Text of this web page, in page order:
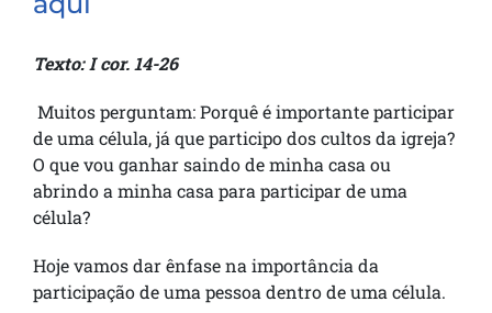
Texto: I cor. 14-26
Muitos perguntam: Porquê é importante participar
de uma célula, já que participo dos cultos da igreja?
O que vou ganhar saindo de minha casa ou
abrindo a minha casa para participar de uma
célula?
Hoje vamos dar ênfase na importância da
participação de uma pessoa dentro de uma célula.